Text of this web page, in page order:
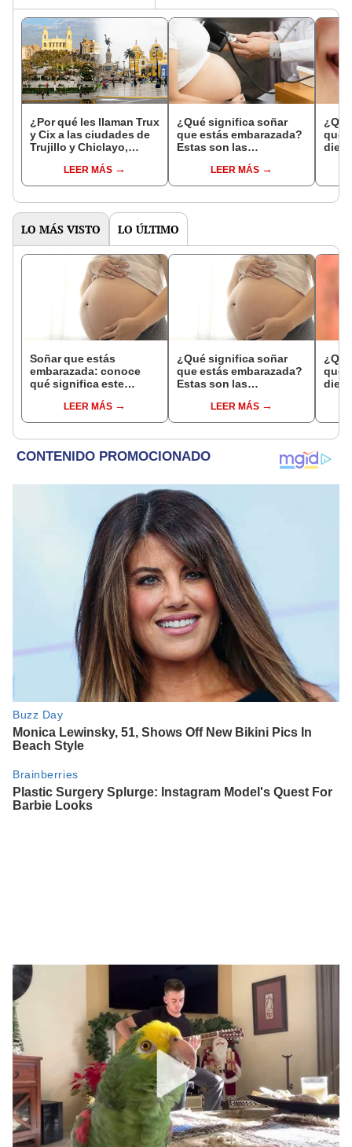
¿Por qué les llaman Trux
y Cix a las ciudades de
Trujillo y Chiclayo,
LEER MÁS
¿Qué significa soñar
que estás embarazada?
Estas son las
comunesLEER MÁS
que
LO MÁS VISTO LO ÚLTIMO
Soñar que estás
embarazada: conoce
qué significa este
LEER MÁS
¿Qué significa soñar
que estás embarazada?
Estas son las
comunesLEER MÁS
que